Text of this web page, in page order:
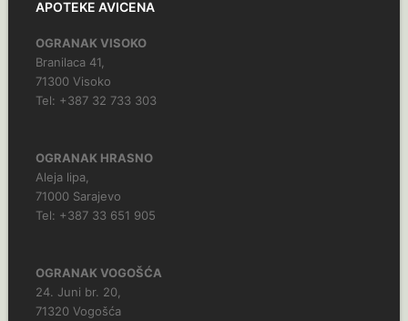
APOTEKE AVICENA
OGRANAK VISOKO
Branilaca 41,
71300 Visoko
Tel: +387 32 733 303
OGRANAK HRASNO
Aleja lipa,
71000 Sarajevo
Tel: +387 33 651 905
OGRANAK VOGOŠĆA
24. Juni br. 20,
71320 Vogošća